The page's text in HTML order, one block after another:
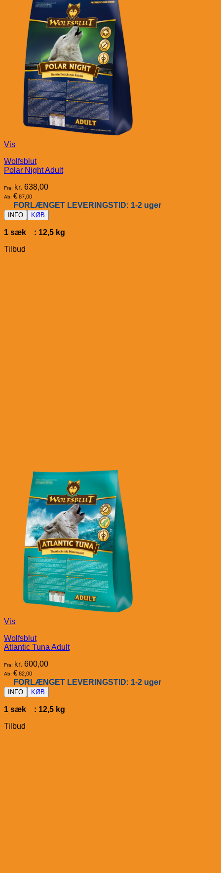
Vis
Wolfsblut
Polar Night Adult
Fra: kr. 638,00
Ab: € 87,00
FORLÆNGET LEVERINGSTID: 1-2 uger
INFO KØB
1 sæk : 12,5 kg
Tilbud
Vis
Wolfsblut
Atlantic Tuna Adult
Fra: kr. 600,00
Ab: € 82,00
FORLÆNGET LEVERINGSTID: 1-2 uger
INFO KØB
1 sæk : 12,5 kg
Tilbud